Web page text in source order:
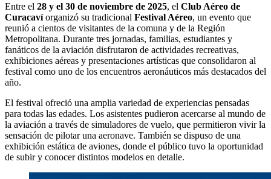
Entre el 28 y el 30 de noviembre de 2025, el Club Aéreo de
Curacavíorganizó su tradicional Festival Aéreo, un evento que
reunió a cientos de visitantes de la comuna y de la Región
Metropolitana. Durante tres jornadas, familias, estudiantes y
fanáticos de la aviación disfrutaron de actividades recreativas,
exhibiciones aéreas y presentaciones artísticas que consolidaron al
festival como uno de los encuentros aeronáuticos más destacados del
año.
El festival ofreció una amplia variedad de experiencias pensadas
para todas las edades. Los asistentes pudieron acercarse al mundo de
la aviación a través de simuladores de vuelo, que permitieron vivir la
sensación de pilotar una aeronave. También se dispuso de una
exhibición estática de aviones, donde el público tuvo la oportunidad
de subir y conocer distintos modelos en detalle.